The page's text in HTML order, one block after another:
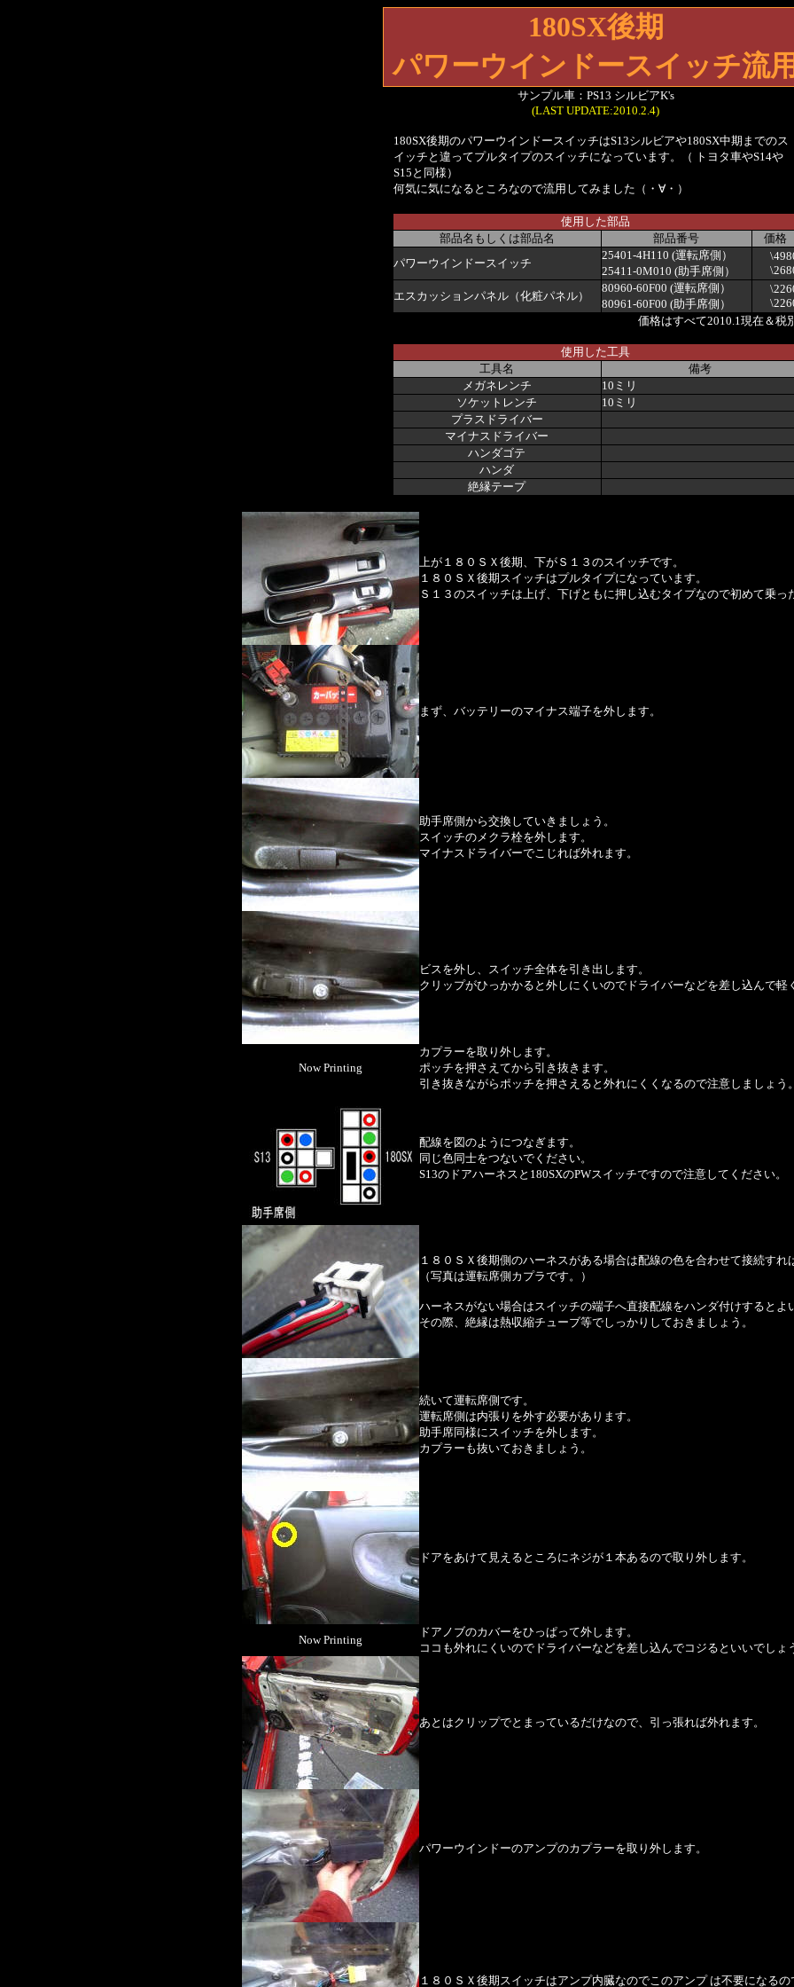
180SX後期
パワーウインドースイッチ流用
サンプル車：PS13 シルビアK's
(LAST UPDATE:2010.2.4)
180SX後期のパワーウインドースイッチはS13シルビアや180SX中期までのス
イッチと違ってプルタイプのスイッチになっています。（ トヨタ車やS14や
S15と同様）
何気に気になるところなので流用してみました（・∀・）
使用した部品
部品名もしくは部品名
部品番号
価格
パワーウインドースイッチ
25401-4H110 (運転席側）
25411-0M010 (助手席側）
エスカッションパネル（化粧パネル）
80960-60F00 (運転席側）
80961-60F00 (助手席側）
価格はすべて2010.1現在＆税
使用した工具
工具名
備考
メガネレンチ
10ミリ
ソケットレンチ
10ミリ
プラスドライバー
マイナスドライバー
ハンダゴテ
ハンダ
絶縁テープ
上が１８０ＳＸ後期、下がＳ１３のスイッチです。
１８０ＳＸ後期スイッチはプルタイプになっています。
Ｓ１３のスイッチは上げ、下げともに押し込むタイプなので初めて乗っ
まず、バッテリーのマイナス端子を外します。
助手席側から交換していきましょう。
スイッチのメクラ栓を外します。
マイナスドライバーでこじれば外れます。
ビスを外し、スイッチ全体を引き出します。
クリップがひっかかると外しにくいのでドライバーなどを差し込んで軽
Now Printing
カプラーを取り外します。
ポッチを押さえてから引き抜きます。
引き抜きながらポッチを押さえると外れにくくなるので注意しましょう。
配線を図のようにつなぎます。
同じ色同士をつないでください。
S13のドアハーネスと180SXのPWスイッチですので注意してください。
１８０ＳＸ後期側のハーネスがある場合は配線の色を合わせて接続すれ
（写真は運転席側カプラです。）
ハーネスがない場合はスイッチの端子へ直接配線をハンダ付けするとよ
その際、絶縁は熱収縮チューブ等でしっかりしておきましょう。
続いて運転席側です。
運転席側は内張りを外す必要があります。
助手席同様にスイッチを外します。
カプラーも抜いておきましょう。
ドアをあけて見えるところにネジが１本あるので取り外します。
Now Printing
ドアノブのカバーをひっぱって外します。
ココも外れにくいのでドライバーなどを差し込んでコジるといいでしょ
あとはクリップでとまっているだけなので、引っ張れば外れます。
パワーウインドーのアンプのカプラーを取り外します。
１８０ＳＸ後期スイッチはアンプ内臓なのでこのアンプ は不要になるの